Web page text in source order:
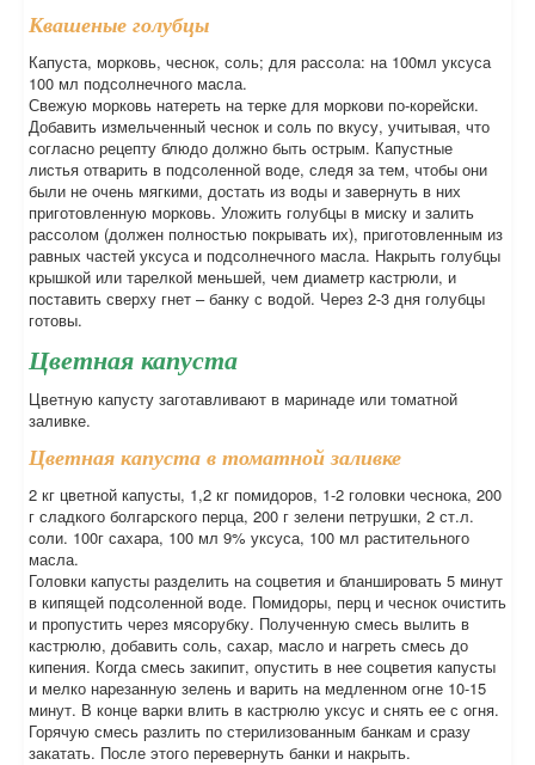
Квашеные голубцы
Капуста, морковь, чеснок, соль; для рассола: на 100мл уксуса
100 мл подсолнечного масла.
Свежую морковь натереть на терке для моркови по-корейски.
Добавить измельченный чеснок и соль по вкусу, учитывая, что
согласно рецепту блюдо должно быть острым. Капустные
листья отварить в подсоленной воде, следя за тем, чтобы они
были не очень мягкими, достать из воды и завернуть в них
приготовленную морковь. Уложить голубцы в миску и залить
рассолом (должен полностью покрывать их), приготовленным из
равных частей уксуса и подсолнечного масла. Накрыть голубцы
крышкой или тарелкой меньшей, чем диаметр кастрюли, и
поставить сверху гнет – банку с водой. Через 2-3 дня голубцы
готовы.
Цветная капуста
Цветную капусту заготавливают в маринаде или томатной
заливке.
Цветная капуста в томатной заливке
2 кг цветной капусты, 1,2 кг помидоров, 1-2 головки чеснока, 200
г сладкого болгарского перца, 200 г зелени петрушки, 2 ст.л.
соли. 100г сахара, 100 мл 9% уксуса, 100 мл растительного
масла.
Головки капусты разделить на соцветия и бланшировать 5 минут
в кипящей подсоленной воде. Помидоры, перц и чеснок очистить
и пропустить через мясорубку. Полученную смесь вылить в
кастрюлю, добавить соль, сахар, масло и нагреть смесь до
кипения. Когда смесь закипит, опустить в нее соцветия капусты
и мелко нарезанную зелень и варить на медленном огне 10-15
минут. В конце варки влить в кастрюлю уксус и снять ее с огня.
Горячую смесь разлить по стерилизованным банкам и сразу
закатать. После этого перевернуть банки и накрыть.